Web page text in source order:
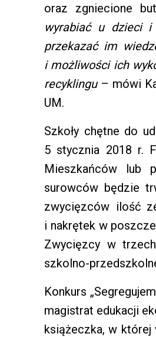
oraz zgniecione
wyrabiać u dzieci i
przekazać im
i możliwości ich
recyklingu– mówi
UM.
Szkoły chętne do
5 stycznia 2018 r.
Mieszkańców lub
surowców będzie
zwycięzców ilość
i nakrętek w
Zwycięzcy w
szkolno-
Konkurs
magistrat edukacji
książeczka, w której